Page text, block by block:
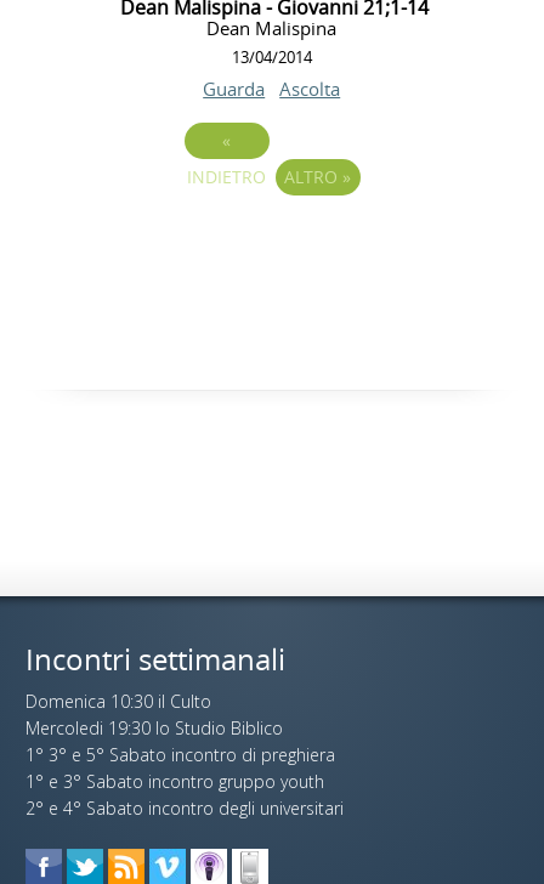
Dean Malispina - Giovanni 21;1-14
Dean Malispina
13/04/2014
Guarda Ascolta
«
INDIETRO
ALTRO »
Incontri settimanali
Domenica 10:30 il Culto
Mercoledi 19:30 lo Studio Biblico
1° 3° e 5° Sabato incontro di preghiera
1° e 3° Sabato incontro gruppo youth
2° e 4° Sabato incontro degli universitari